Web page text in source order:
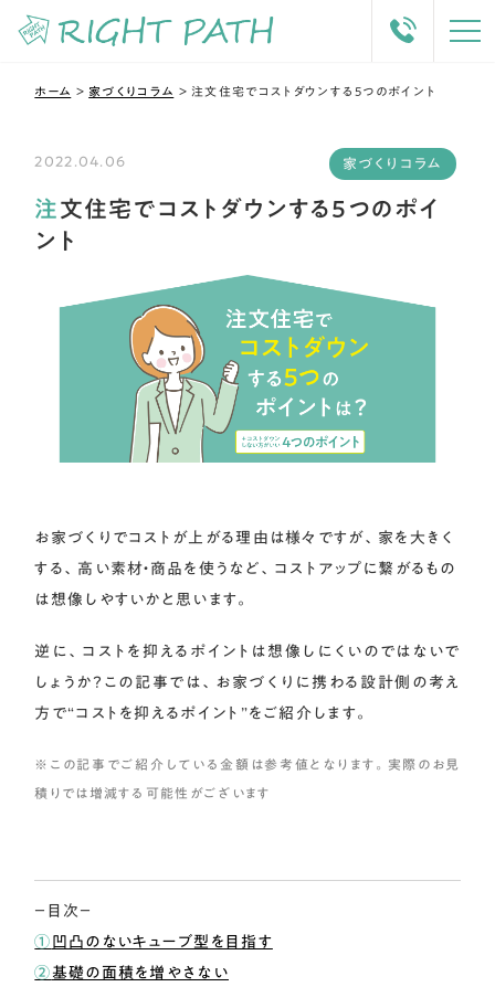
ホーム ＞ 家づくりコラム ＞ 注文住宅でコストダウンする5つのポイント
2022.04.06 家づくりコラム
注文住宅でコストダウンする5つのポイ
ント
お家づくりでコストが上がる理由は様々ですが、家を大きく
する、高い素材・商品を使うなど、コストアップに繋がるもの
は想像しやすいかと思います。
逆に、コストを抑えるポイントは想像しにくいのではないで
しょうか？この記事では、お家づくりに携わる設計側の考え
方で“コストを抑えるポイント”をご紹介します。
※この記事でご紹介している金額は参考値となります。実際のお見
積りでは増減する可能性がございます
−目次−
① 凹凸のないキューブ型を目指す
②基礎の面積を増やさない